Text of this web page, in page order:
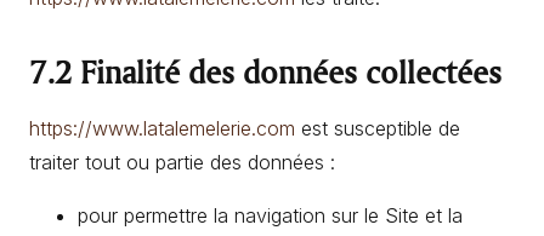
7.2 Finalité des données collectées
https://www.latalemelerie.com est susceptible de
traiter tout ou partie des données :
pour permettre la navigation sur le Site et la